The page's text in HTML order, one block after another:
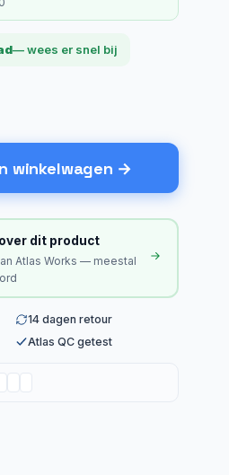
— wees er snel bij
winkelwagen
dit product
Atlas Works — meestal
14 dagen retour
Atlas QC getest